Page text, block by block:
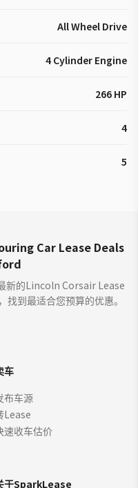
All Wheel Drive
4 Cylinder Engine
266 HP
4
5
Car Lease Deals
新的Lincoln Corsair Lease
到最适合您预算的优惠。
车
布车源
Lease
速收车估价
于SparkLease